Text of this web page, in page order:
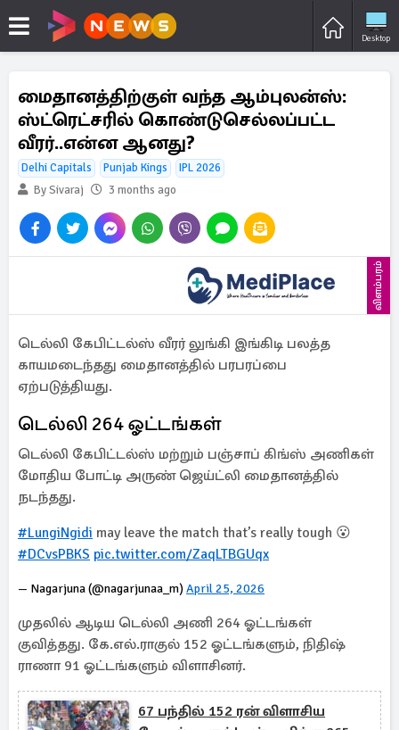
Desktop
மைதானத்திற்குள் வந்த ஆம்புலன்ஸ்:
ஸ்ட்ரெட்சரில் கொண்டுசெல்லப்பட்ட
வீரர்..என்ன ஆனது?
Delhi Capitals Punjab Kings
IPL 2026
By Sivaraj
3 months ago
விளம்பரம்
டெல்லி கேபிட்டல்ஸ் வீரர் லுங்கி இங்கிடி பலத்த
காயமடைந்தது மைதானத்தில் பரபரப்பை
ஏற்படுத்தியது.
டெல்லி 264 ஓட்டங்கள்
டெல்லி கேபிட்டல்ஸ் மற்றும் பஞ்சாப் கிங்ஸ் அணிகள்
மோதிய போட்டி அருண் ஜெய்ட்லி மைதானத்தில்
நடந்தது.
#LungiNgidi may leave the match that’s really tough 😮
#DCvsPBKS pic.twitter.com/ZaqLTBGUqx
— Nagarjuna (@nagarjunaa_m) April 25, 2026
முதலில் ஆடிய டெல்லி அணி 264 ஓட்டங்கள்
குவித்தது. கே.எல்.ராகுல் 152 ஓட்டங்களும், நிதிஷ்
ராணா 91 ஓட்டங்களும் விளாசினர்.
67 பந்தில் 152 ரன் விளாசிய